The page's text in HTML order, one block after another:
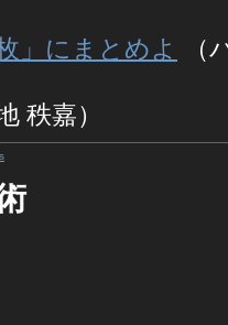
」にまとめよ
（
秩嘉）